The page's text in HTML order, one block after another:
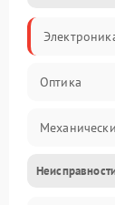
Оптика
Видео